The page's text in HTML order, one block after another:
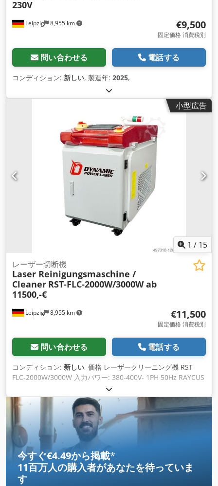
Leipzig 8,955 km
230V
€9,500
固定価格 消費税別
問い合わせる 電話する
コンディション: 新しい, 製造年: 2025,
小型広告
1 / 15
Leipzig 8,955 km
レーザー切断機
Laser Reinigungsmaschine /
Cleaner RST-FLC-2000W/3000W ab
11500,-€
€11,500
固定価格 消費税別
問い合わせる 電話する
コンディション: 新しい, 価格 レーザークリーニング機 RST-
FLC-2000W/3000W 入力パワー: 380-400V- 1PH 50Hz RAYCUS
2000W.....11.500,-€ RAYCUS 3000W.....14.500,-€ オプション
輸送費: 航空運賃: 1800,-€ / 船便: 750,-€. Dsdpfonr Hcwox
Aqgock 配送: 航空便の場合、入金確認後3週間営業日。 船便の
場合、入金確認後6-7週間 5. お支払い：ご注文後、発送前に
100%お支払いください。 技術パラメータ モデル：RST-FLC-
2000W/3000W レーザーレイカスファイバーレーザー レーザー
出力2000W / 3000W レーザーの長さ1064nm 周波数 10-
50KHz 冷却方法 水冷 冷却水 脱イオン水 水温 23-26°C 正味重
量 300kg サイズ 98 * 122 * 143 cm スキャン幅 10-80 mm 機
能：ハンドヘルドまたは自動 動作温度 0～40 動作モデル CW
今すぐ€4.49から掲載*
11百万人の購入者があなたを待っていま
す